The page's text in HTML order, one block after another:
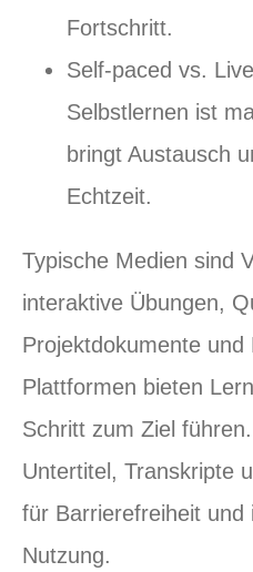
Fortschritt.
Self‑paced vs.
Selbstlernen ist
bringt Austausch
Echtzeit.
Typische Medien sind
interaktive Übungen,
Projektdokumente und
Plattformen bieten
Schritt zum Ziel
Untertitel, Transkripte
für Barrierefreiheit und
Nutzung.